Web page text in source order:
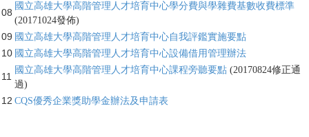
08
國立高雄大學高階管理人才培育中心學分費與學雜費基數收費標準
(20171024發佈)
09 國立高雄大學高階管理人才培育中心自我評鑑實施要點
10 國立高雄大學高階管理人才培育中心設備借用管理辦法
11
國立高雄大學高階管理人才培育中心課程旁聽要點 (20170824修正通
過)
12 CQS優秀企業獎助學金辦法及申請表